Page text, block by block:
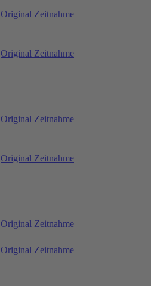
Original Zeitnahme
Original Zeitnahme
Original Zeitnahme
Original Zeitnahme
Original Zeitnahme
Original Zeitnahme